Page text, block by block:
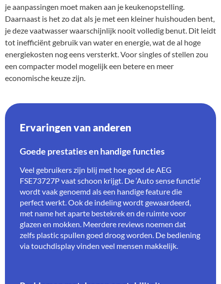
je aanpassingen moet maken aan je keukenopstelling.
Daarnaast is het zo dat als je met een kleiner huishouden bent,
je deze vaatwasser waarschijnlijk nooit volledig benut. Dit leidt
tot inefficiënt gebruik van water en energie, wat de al hoge
energiekosten nog eens versterkt. Voor singles of stellen zou
een compacter model mogelijk een betere en meer
economische keuze zijn.
Ervaringen van anderen
Goede prestaties en handige functies
Veel gebruikers zijn blij met hoe goed de AEG
FSE73727P vaat schoon krijgt. De ‘Auto sense functie’
wordt vaak genoemd als een handige feature die
perfect werkt. Ook de indeling wordt gewaardeerd,
met name het aparte bestekrek en de ruimte voor
glazen en mokken. Meerdere reviews noemen dat
zelfs plastic spullen goed droog worden. De bediening
via touchdisplay vinden veel mensen makkelijk.